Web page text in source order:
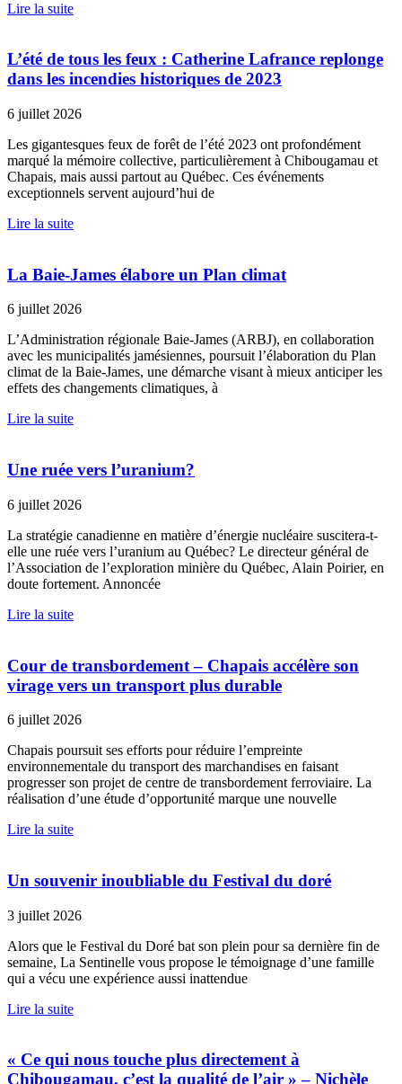
Lire la suite
L’été de tous les feux : Catherine Lafrance replonge
dans les incendies historiques de 2023
6 juillet 2026
Les gigantesques feux de forêt de l’été 2023 ont profondément
marqué la mémoire collective, particulièrement à Chibougamau et
Chapais, mais aussi partout au Québec. Ces événements
exceptionnels servent aujourd’hui de
Lire la suite
La Baie-James élabore un Plan climat
6 juillet 2026
L’Administration régionale Baie-James (ARBJ), en collaboration
avec les municipalités jamésiennes, poursuit l’élaboration du Plan
climat de la Baie-James, une démarche visant à mieux anticiper les
effets des changements climatiques, à
Lire la suite
Une ruée vers l’uranium?
6 juillet 2026
La stratégie canadienne en matière d’énergie nucléaire suscitera-t-
elle une ruée vers l’uranium au Québec? Le directeur général de
l’Association de l’exploration minière du Québec, Alain Poirier, en
doute fortement. Annoncée
Lire la suite
Cour de transbordement – Chapais accélère son
virage vers un transport plus durable
6 juillet 2026
Chapais poursuit ses efforts pour réduire l’empreinte
environnementale du transport des marchandises en faisant
progresser son projet de centre de transbordement ferroviaire. La
réalisation d’une étude d’opportunité marque une nouvelle
Lire la suite
Un souvenir inoubliable du Festival du doré
3 juillet 2026
Alors que le Festival du Doré bat son plein pour sa dernière fin de
semaine, La Sentinelle vous propose le témoignage d’une famille
qui a vécu une expérience aussi inattendue
Lire la suite
« Ce qui nous touche plus directement à
Chibougamau, c’est la qualité de l’air » – Nichèle